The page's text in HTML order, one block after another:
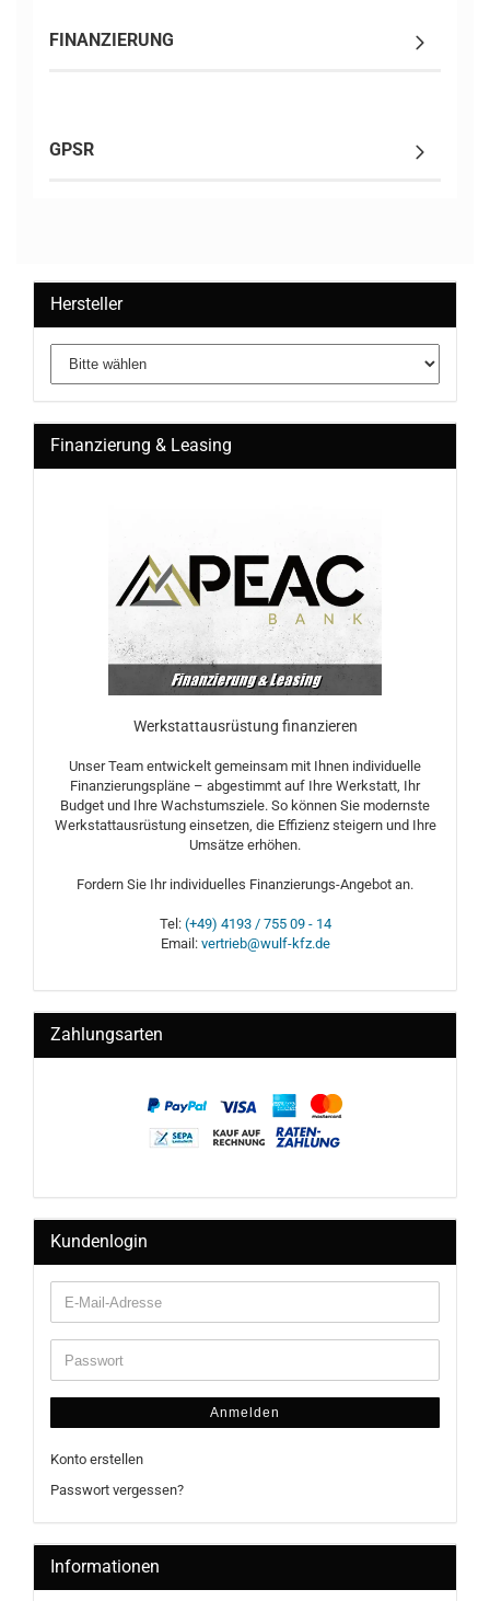
FINANZIERUNG
GPSR
Hersteller
Finanzierung & Leasing
Werkstattausrüstung finanzieren
Unser Team entwickelt gemeinsam mit Ihnen individuelle
Finanzierungspläne – abgestimmt auf Ihre Werkstatt, Ihr
Budget und Ihre Wachstumsziele. So können Sie modernste
Werkstattausrüstung einsetzen, die Effizienz steigern und Ihre
Umsätze erhöhen.
Fordern Sie Ihr individuelles Finanzierungs-Angebot an.
Tel: (+49) 4193 / 755 09 - 14
Email: vertrieb@wulf-kfz.de
Zahlungsarten
Kundenlogin
Anmelden
Konto erstellen
Passwort vergessen?
Informationen